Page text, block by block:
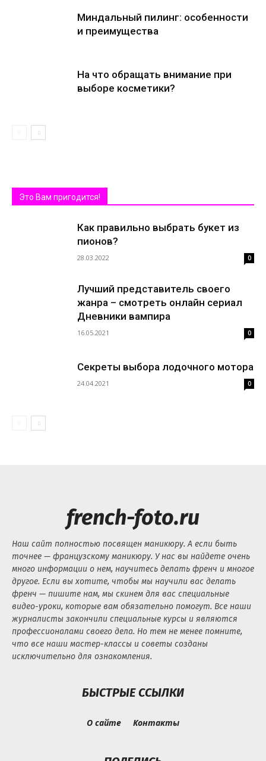
Миндальный пилинг: особенности
и преимущества
На что обращать внимание при
выборе косметики?
Это Вам пригодится!
Как правильно выбрать букет из
пионов?
28.03.2022 0
Лучший представитель своего
жанра – смотреть онлайн сериал
Дневники вампира
16.05.2021 0
Секреты выбора лодочного мотора
24.04.2021 0
french-foto.ru
Наш сайт полностью посвящен маникюру. А если быть
точнее — французскому маникюру. У нас вы найдете очень
много информации о нем, научитесь делать френч и многое
другое. Если вы хотите, чтобы мы научили вас делать
френч — пишите нам, мы скинем для вас специальные
видео-уроки, которые вам обязательно помогут. Все наши
журналисты закончили специальные курсы и являются
профессионалами своего дела. Но тем не менее помните,
что все наши мастер-классы и советы созданы
исключительно для ознакомления.
БЫСТРЫЕ ССЫЛКИ
О сайте Контакты